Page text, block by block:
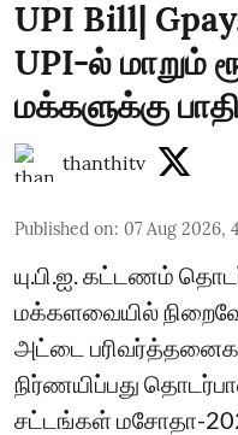
UPI Bill|
UPI-ல் மாறும்
மக்களுக்கு
thanthitv
Published on: 07 Aug 2026,
யு.பி.ஐ. கட்டணம்
மக்களவையில்
அட்டை
நிர்ணயிப்பது
சட்டங்கள் மசோதா-